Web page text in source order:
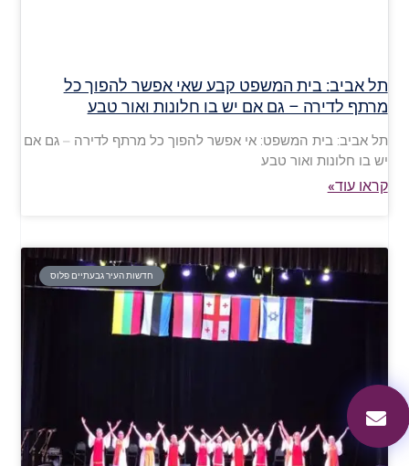
תל אביב: בית המשפט קבע שאי אפשר להפוך כל
מרתף לדירה – גם אם יש בו חלונות ואור טבע
תל אביב: בית המשפט: אי אפשר להפוך כל מרתף לדירה – גם אם
יש בו חלונות ואור טבע
קראו עוד»
חדשות העיר גבעתיים פלוס